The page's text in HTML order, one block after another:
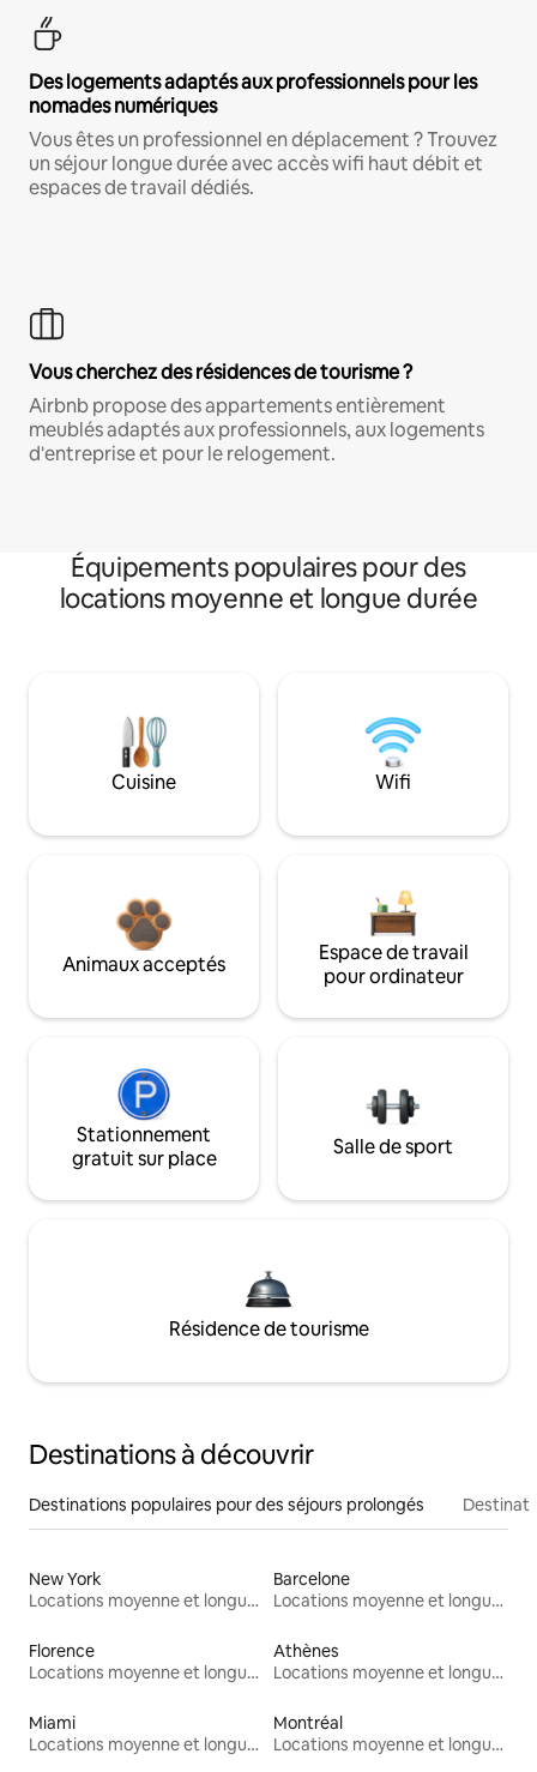
Des logements adaptés aux professionnels pour les
nomades numériques
Vous êtes un professionnel en déplacement ? Trouvez
un séjour longue durée avec accès wifi haut débit et
espaces de travail dédiés.
Vous cherchez des résidences de tourisme ?
Airbnb propose des appartements entièrement
meublés adaptés aux professionnels, aux logements
d'entreprise et pour le relogement.
Équipements populaires pour des
locations moyenne et longue durée
Cuisine Wifi
Animaux acceptés
Espace de travail
pour ordinateur
Stationnement
gratuit sur place
Salle de sport
Résidence de tourisme
Destinations à découvrir
Destinations populaires pour des séjours prolongés
New York
Locations moyenne et longue durée
Barcelone
Locations moyenne et longue durée
Florence
Locations moyenne et longue durée
Athènes
Locations moyenne et longue durée
Miami
Locations moyenne et longue durée
Montréal
Locations moyenne et longue durée